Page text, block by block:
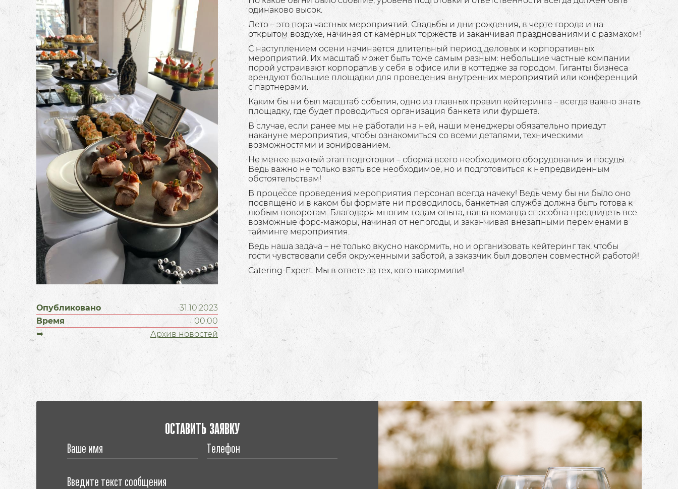
Опубликовано
31.10.2023
Время
00:00
➥
Архив новостей
одинаково высок.
Лето – это пора частных мероприятий. Свадьбы и дни рождения, в черте города и на
открытом воздухе, начиная от камерных торжеств и заканчивая празднованиями с размахом!
С наступлением осени начинается длительный период деловых и корпоративных
мероприятий. Их масштаб может быть тоже самым разным: небольшие частные компании
порой устраивают корпоратив у себя в офисе или в коттедже за городом. Гиганты бизнеса
арендуют большие площадки для проведения внутренних мероприятий или конференций
с партнерами.
Каким бы ни был масштаб события, одно из главных правил кейтеринга – всегда важно знать
площадку, где будет проводиться организация банкета или фуршета.
В случае, если ранее мы не работали на ней, наши менеджеры обязательно приедут
накануне мероприятия, чтобы ознакомиться со всеми деталями, техническими
возможностями и зонированием.
Не менее важный этап подготовки – сборка всего необходимого оборудования и посуды.
Ведь важно не только взять все необходимое, но и подготовиться к непредвиденным
обстоятельствам!
В процессе проведения мероприятия персонал всегда начеку! Ведь чему бы ни было оно
посвящено и в каком бы формате ни проводилось, банкетная служба должна быть готова к
любым поворотам. Благодаря многим годам опыта, наша команда способна предвидеть все
возможные форс-мажоры, начиная от непогоды, и заканчивая внезапными переменами в
тайминге мероприятия.
Ведь наша задача – не только вкусно накормить, но и организовать кейтеринг так, чтобы
гости чувствовали себя окруженными заботой, а заказчик был доволен совместной работой!
Catering-Expert. Мы в ответе за тех, кого накормили!
ОСТАВИТЬ ЗАЯВКУ